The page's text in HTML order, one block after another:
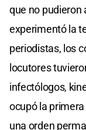
que no pudieron
experimentó la
periodistas, los
locutores
infectólogos,
ocupó la
una orden